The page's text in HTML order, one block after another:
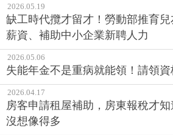
2026.05.19
缺工時代攬才留才！勞動部推育
薪資、補助中小企業新聘人力
2026.05.06
失能年金不是重病就能領！請領
2026.04.17
房客申請租屋補助，房東報稅才
沒想像得多